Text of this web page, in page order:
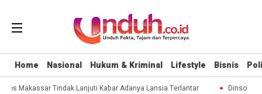
Home Nasional Hukum & Kriminal Lifestyle Bisnis
Makassar Tindak Lanjuti Kabar Adanya Lansia Terlantar Dinsos